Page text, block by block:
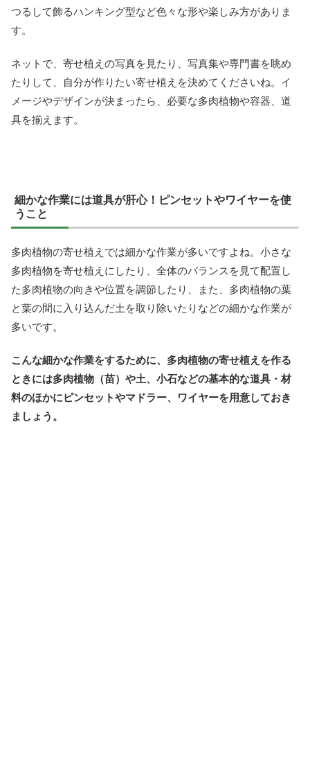
つるして飾るハンキング型など色々な形や楽しみ方がありま
す。
ネットで、寄せ植えの写真を見たり、写真集や専門書を眺め
たりして、自分が作りたい寄せ植えを決めてくださいね。イ
メージやデザインが決まったら、必要な多肉植物や容器、道
具を揃えます。
細かな作業には道具が肝心！ピンセットやワイヤーを使
うこと
多肉植物の寄せ植えでは細かな作業が多いですよね。小さな
多肉植物を寄せ植えにしたり、全体のバランスを見て配置し
た多肉植物の向きや位置を調節したり、また、多肉植物の葉
と葉の間に入り込んだ土を取り除いたりなどの細かな作業が
多いです。
こんな細かな作業をするために、多肉植物の寄せ植えを作る
ときには多肉植物（苗）や土、小石などの基本的な道具・材
料のほかにピンセットやマドラー、ワイヤーを用意しておき
ましょう。